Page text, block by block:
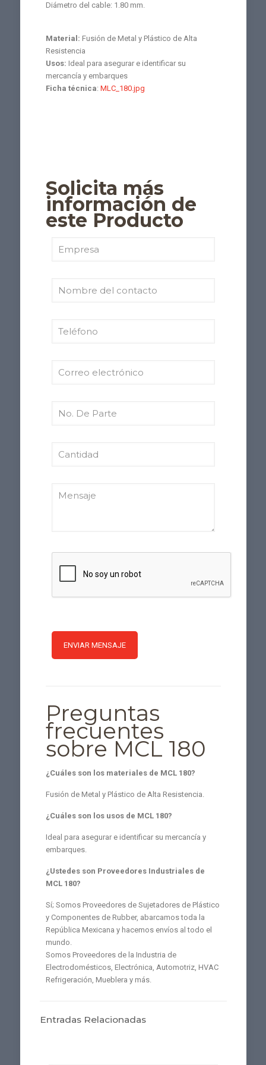
Diámetro del cable: 1.80 mm.
Material: Fusión de Metal y Plástico de Alta
Resistencia
Usos: Ideal para asegurar e identificar su
mercancía y embarques
Ficha técnica: MLC_180.jpg
Solicita más
información de
este Producto
Preguntas
frecuentes
sobre MCL 180
¿Cuáles son los materiales de MCL 180?
Fusión de Metal y Plástico de Alta Resistencia.
¿Cuáles son los usos de MCL 180?
Ideal para asegurar e identificar su mercancía y
embarques.
¿Ustedes son Proveedores Industriales de
MCL 180?
Sí; Somos Proveedores de Sujetadores de Plástico
y Componentes de Rubber, abarcamos toda la
República Mexicana y hacemos envíos al todo el
mundo.
Somos Proveedores de la Industria de
Electrodomésticos, Electrónica, Automotriz, HVAC
Refrigeración, Mueblera y más.
Entradas Relacionadas